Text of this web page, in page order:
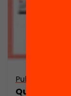
Publicació
Quin és el